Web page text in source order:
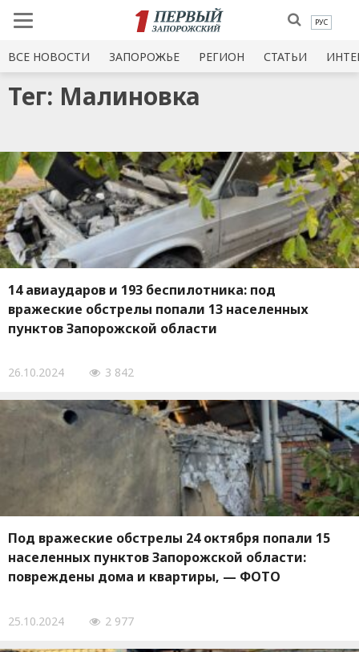
РУС
ВСЕ НОВОСТИ ЗАПОРОЖЬЕ РЕГИОН СТАТЬИ
Тег: Малиновка
14 авиаударов и 193 беспилотника: под
вражеские обстрелы попали 13 населенных
пунктов Запорожской области
26.10.2024 3 842
Под вражеские обстрелы 24 октября попали 15
населенных пунктов Запорожской области:
повреждены дома и квартиры, — ФОТО
25.10.2024 2 977